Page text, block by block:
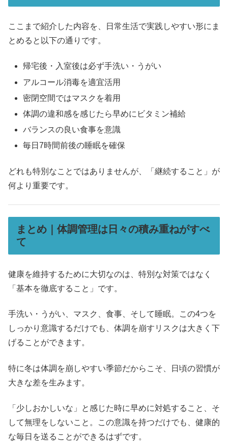
ここまで紹介した内容を、日常生活で実践しやすい形にま
とめると以下の通りです。
帰宅後・入室後は必ず手洗い・うがい
アルコール消毒を適宜活用
密閉空間ではマスクを着用
体調の違和感を感じたら早めにビタミン補給
バランスの良い食事を意識
毎日7時間前後の睡眠を確保
どれも特別なことではありませんが、「継続すること」が
何より重要です。
まとめ｜体調管理は日々の積み重ねがすべ
て
健康を維持するために大切なのは、特別な対策ではなく
「基本を徹底すること」です。
手洗い・うがい、マスク、食事、そして睡眠。この4つを
しっかり意識するだけでも、体調を崩すリスクは大きく下
げることができます。
特に冬は体調を崩しやすい季節だからこそ、日頃の習慣が
大きな差を生みます。
「少しおかしいな」と感じた時に早めに対処すること、そ
して無理をしないこと。この意識を持つだけでも、健康的
な毎日を送ることができるはずです。